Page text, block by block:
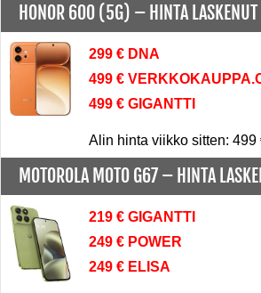
HONOR 600 (5G) – HINTA
299 € DNA
499 €
499 € GIGANTTI
Alin hinta viikko sitten: 499
MOTOROLA MOTO G67 – HINTA
219 € GIGANTTI
249 € POWER
249 € ELISA